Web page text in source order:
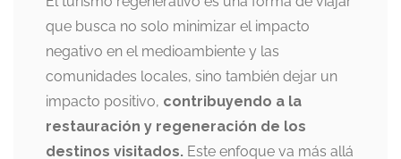
que busca no solo minimizar el impacto
negativo en el medioambiente y las
comunidades locales, sino también dejar un
impacto positivo, contribuyendo a la
restauración y regeneración de los
destinos visitados. Este enfoque va más allá